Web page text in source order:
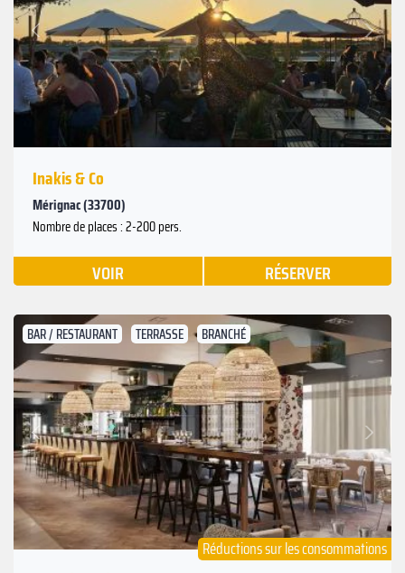
Précédent
Suivant
Inakis & Co
Mérignac (33700)
Nombre de places : 2-200 pers.
VOIR RÉSERVER
BAR / RESTAURANT TERRASSE BRANCHÉ
Précédent
Suivant
Réductions sur les consommations